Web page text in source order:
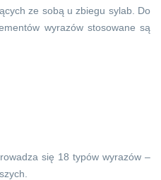
ze sobą u zbiegu sylab. Do
wyrazów stosowane są
się 18 typów wyrazów –